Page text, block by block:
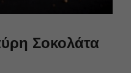
Σοκολάτα